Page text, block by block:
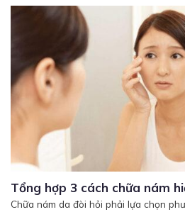
Tổng hợp 3 cách chữa nám
Chữa nám da đòi hỏi phải lựa chọn